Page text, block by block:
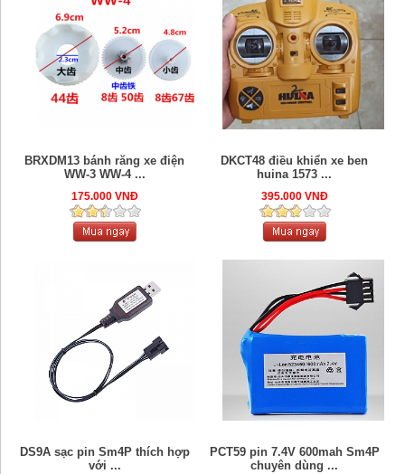
BRXDM13 bánh răng xe điện
WW-3 WW-4 ...
175.000 VNĐ
DKCT48 điều khiển xe ben
huina 1573 ...
395.000 VNĐ
DS9A sạc pin Sm4P thích hợp
với ...
PCT59 pin 7.4V 600mah Sm4P
chuyên dùng ...